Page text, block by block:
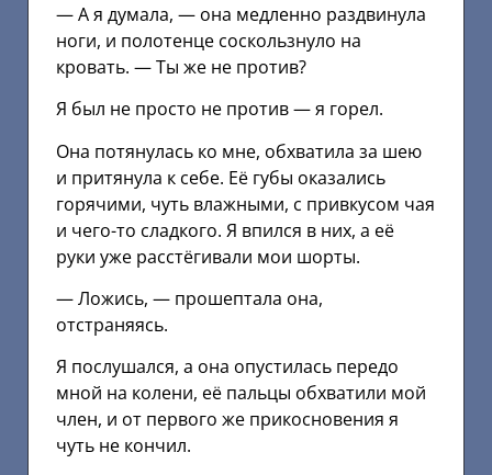
— А я думала, — она медленно раздвинула
ноги, и полотенце соскользнуло на
кровать. — Ты же не против?
Я был не просто не против — я горел.
Она потянулась ко мне, обхватила за шею
и притянула к себе. Её губы оказались
горячими, чуть влажными, с привкусом чая
и чего-то сладкого. Я впился в них, а её
руки уже расстёгивали мои шорты.
— Ложись, — прошептала она,
отстраняясь.
Я послушался, а она опустилась передо
мной на колени, её пальцы обхватили мой
член, и от первого же прикосновения я
чуть не кончил.